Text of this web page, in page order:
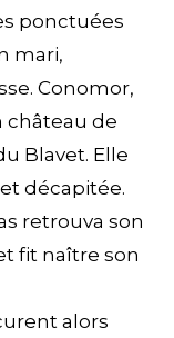
ponctuées
mari,
Conomor,
château de
Blavet. Elle
décapitée.
retrouva son
fit naître son
alors